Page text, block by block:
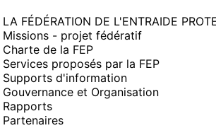
LA FÉDÉRATION DE L'ENTRAIDE
Missions - projet fédératif
Charte de la FEP
Services proposés par la FEP
Supports d'information
Gouvernance et Organisation
Rapports
Partenaires